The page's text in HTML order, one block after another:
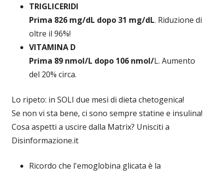
TRIGLICERIDI
Prima 826 mg/dL dopo 31 mg/dL. Riduzione di
oltre il 96%!
VITAMINA D
Prima 89 nmol/L dopo 106 nmol/L. Aumento
del 20% circa.
Lo ripeto: in SOLI due mesi di dieta chetogenica!
Se non vi sta bene, ci sono sempre statine e insulina!
Cosa aspetti a uscire dalla Matrix? Unisciti a
Disinformazione.it
Ricordo che l'emoglobina glicata è la